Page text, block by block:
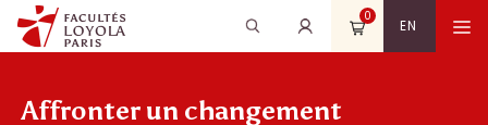
au
contenu
EN
0
Recherche
pour
Rechercher
Affronter un changement